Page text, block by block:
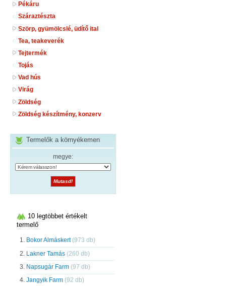
Pékáru
Száraztészta
Szörp, gyümölcslé, üdítő ital
Tea, teakeverék
Tejtermék
Tojás
Vad hús
Virág
Zöldség
Zöldség készítmény, konzerv
Termelők a környékemen
megye:
10 legtöbbet értékelt
termelő
Bokor Almáskert (973 db)
Lakner Tamás (260 db)
Napsugár Farm (97 db)
Jangyik Farm (92 db)